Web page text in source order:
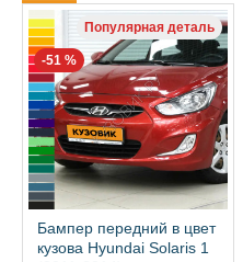
Популярная деталь
-51 %
Бампер передний в цвет
кузова Hyundai Solaris 1